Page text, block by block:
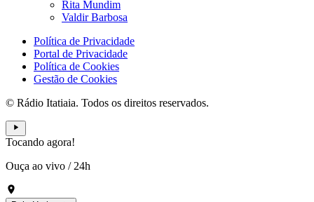
Rita Mundim
Valdir Barbosa
Política de Privacidade
Portal de Privacidade
Política de Cookies
Gestão de Cookies
© Rádio Itatiaia. Todos os direitos reservados.
Tocando agora!
Ouça ao vivo / 24h